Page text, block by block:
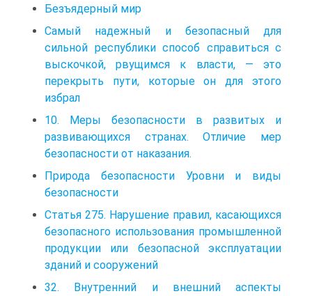
Безъядерный мир
Самый надежный и безопасный для
сильной республики способ справиться с
выскочкой, рвущимся к власти, — это
перекрыть пути, которые он для этого
избрал
10. Меры безопасности в развитых и
развивающихся странах. Отличие мер
безопасности от наказания.
Природа безопасности Уровни и виды
безопасности
Статья 275. Нарушение правил, касающихся
безопасного использования промышленной
продукции или безопасной эксплуатации
зданий и сооружений
32. Внутренний и внешний аспекты